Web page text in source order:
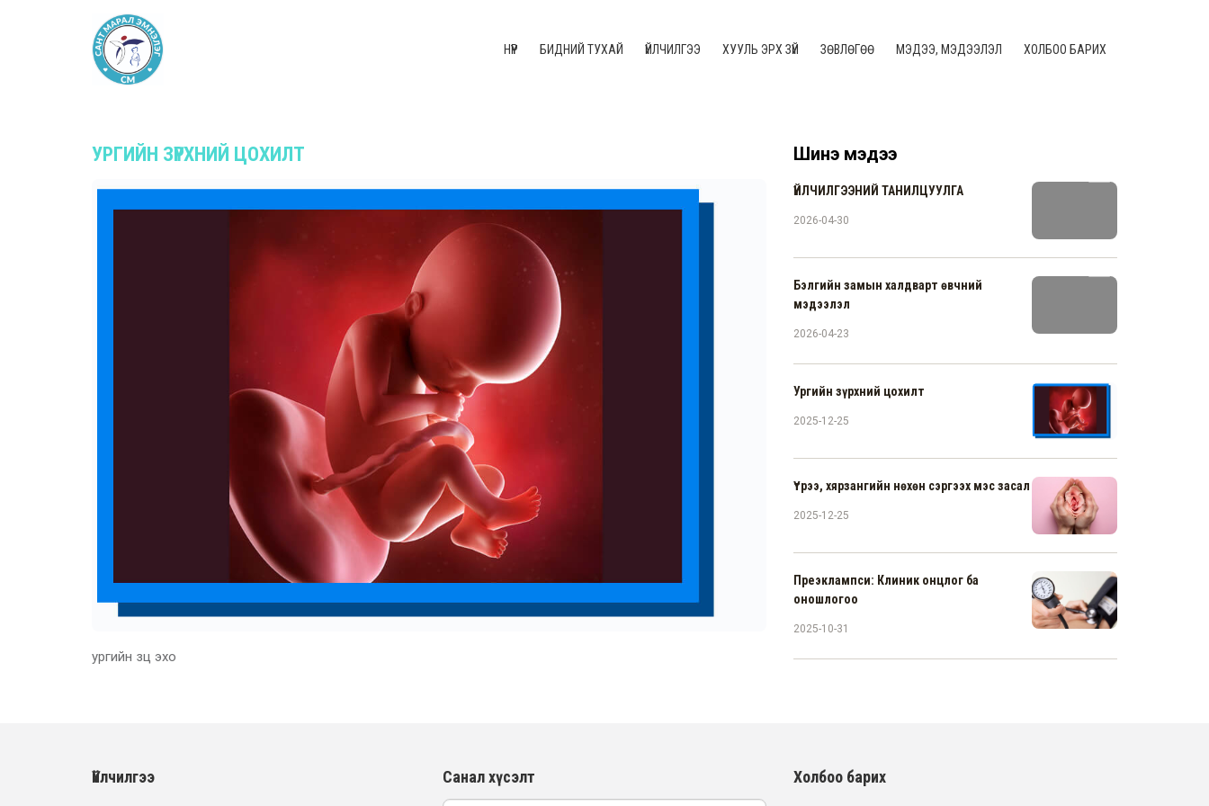
НҮҮР БИДНИЙ ТУХАЙ ҮЙЛЧИЛГЭЭ ХУУЛЬ ЭРХ ЗҮЙ ЗӨВЛӨГӨӨ МЭДЭЭ, МЭДЭЭЛЭЛ ХОЛБОО БАРИХ
УРГИЙН ЗҮРХНИЙ ЦОХИЛТ
ургийн зц эхо
Шинэ мэдээ
ҮЙЛЧИЛГЭЭНИЙ ТАНИЛЦУУЛГА
2026-04-30
Бэлгийн замын халдварт өвчний
мэдээлэл
2026-04-23
Ургийн зүрхний цохилт
2025-12-25
Үтрээ, хярзангийн нөхөн сэргээх мэс засал
2025-12-25
Преэклампси: Клиник онцлог ба
оношлогоо
2025-10-31
Үйлчилгээ Санал хүсэлт Холбоо барих